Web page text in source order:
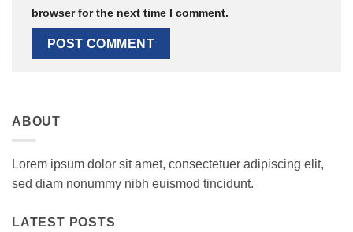
browser for the next time I comment.
ABOUT
Lorem ipsum dolor sit amet, consectetuer adipiscing elit,
sed diam nonummy nibh euismod tincidunt.
LATEST POSTS